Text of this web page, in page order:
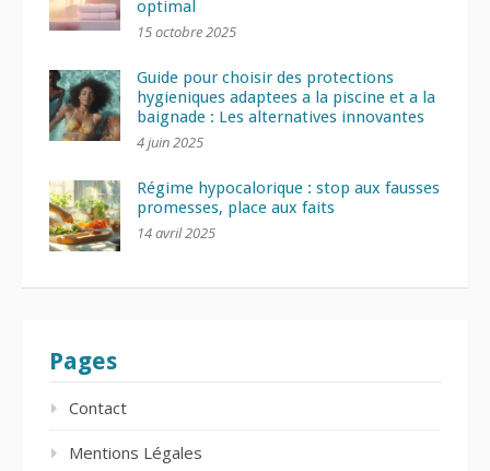
optimal
15 octobre 2025
Guide pour choisir des protections
hygieniques adaptees a la piscine et a la
baignade : Les alternatives innovantes
4 juin 2025
Régime hypocalorique : stop aux fausses
promesses, place aux faits
14 avril 2025
Pages
Contact
Mentions Légales